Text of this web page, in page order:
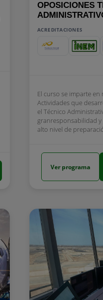
OPOSICIONES
ACREDITACIONES
El curso se imparte
Actividades que
el Técnico
granresponsabilidad
alto nivel de
Ver programa